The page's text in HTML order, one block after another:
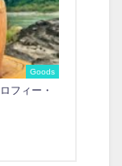
Goods
フィー・